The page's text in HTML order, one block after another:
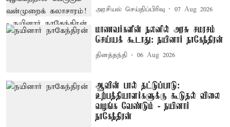
அரசியல் செய்திப்பிரிவு 07 Aug 2026
மாணவர்களின் நலனில் அரசு சமரசம்
செய்யக் கூடாது: நயினார் நாகேந்திரன்
தினத்தந்தி 06 Aug 2026
ஆவின் பால் தட்டுப்பாடு:
உற்பத்தியாளர்களுக்கு கூடுதல் விலை
வழங்க வேண்டும் - நயினார்
நாகேந்திரன்